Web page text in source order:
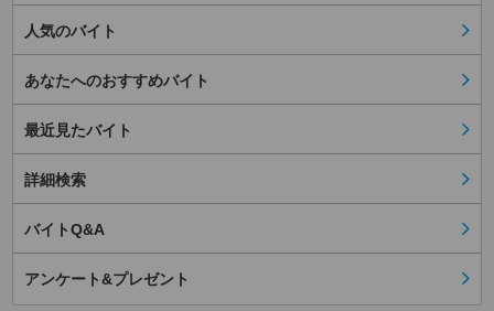
人気のバイト
あなたへのおすすめバイト
最近見たバイト
詳細検索
バイトQ&A
アンケート&プレゼント